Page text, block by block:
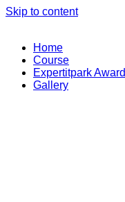
Skip to content
Home
Course
Expertitpark Award
Gallery